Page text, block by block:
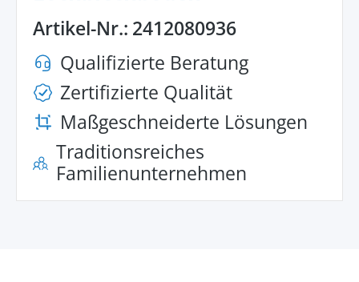
Artikel-Nr.: 2412080936
Qualifizierte Beratung
Zertifizierte Qualität
Maßgeschneiderte Lösungen
Traditionsreiches
Familienunternehmen